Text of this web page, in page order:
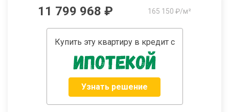
11 799 968 ₽ 165 150 ₽/м²
Купить эту квартиру в кредит с
Узнать решение